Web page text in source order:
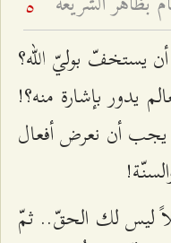
5
يستخفّ بوليّ الله؟
يدور بإشارة منه؟!
يجب أن نعرض أفعال
ليس لك الحقّ.. ثمّ